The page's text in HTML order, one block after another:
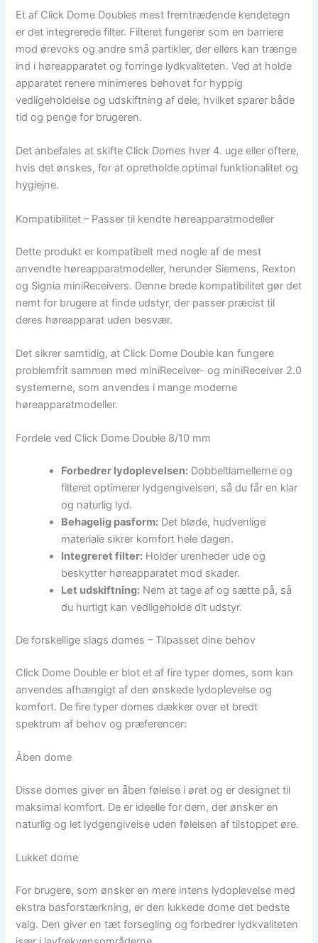
Et af Click Dome Doubles mest fremtrædende kendetegn
er det integrerede filter. Filteret fungerer som en barriere
mod ørevoks og andre små partikler, der ellers kan trænge
ind i høreapparatet og forringe lydkvaliteten. Ved at holde
apparatet renere minimeres behovet for hyppig
vedligeholdelse og udskiftning af dele, hvilket sparer både
tid og penge for brugeren.
Det anbefales at skifte Click Domes hver 4. uge eller oftere,
hvis det ønskes, for at opretholde optimal funktionalitet og
hygiejne.
Kompatibilitet – Passer til kendte høreapparatmodeller
Dette produkt er kompatibelt med nogle af de mest
anvendte høreapparatmodeller, herunder Siemens, Rexton
og Signia miniReceivers. Denne brede kompatibilitet gør det
nemt for brugere at finde udstyr, der passer præcist til
deres høreapparat uden besvær.
Det sikrer samtidig, at Click Dome Double kan fungere
problemfrit sammen med miniReceiver- og miniReceiver 2.0
systemerne, som anvendes i mange moderne
høreapparatmodeller.
Fordele ved Click Dome Double 8/10 mm
Forbedrer lydoplevelsen: Dobbeltlamellerne og
filteret optimerer lydgengivelsen, så du får en klar
og naturlig lyd.
Behagelig pasform: Det bløde, hudvenlige
materiale sikrer komfort hele dagen.
Integreret filter: Holder urenheder ude og
beskytter høreapparatet mod skader.
Let udskiftning: Nem at tage af og sætte på, så
du hurtigt kan vedligeholde dit udstyr.
De forskellige slags domes – Tilpasset dine behov
Click Dome Double er blot et af fire typer domes, som kan
anvendes afhængigt af den ønskede lydoplevelse og
komfort. De fire typer domes dækker over et bredt
spektrum af behov og præferencer:
Åben dome
Disse domes giver en åben følelse i øret og er designet til
maksimal komfort. De er ideelle for dem, der ønsker en
naturlig og let lydgengivelse uden følelsen af tilstoppet øre.
Lukket dome
For brugere, som ønsker en mere intens lydoplevelse med
ekstra basforstærkning, er den lukkede dome det bedste
valg. Den giver en tæt forsegling og forbedrer lydkvaliteten